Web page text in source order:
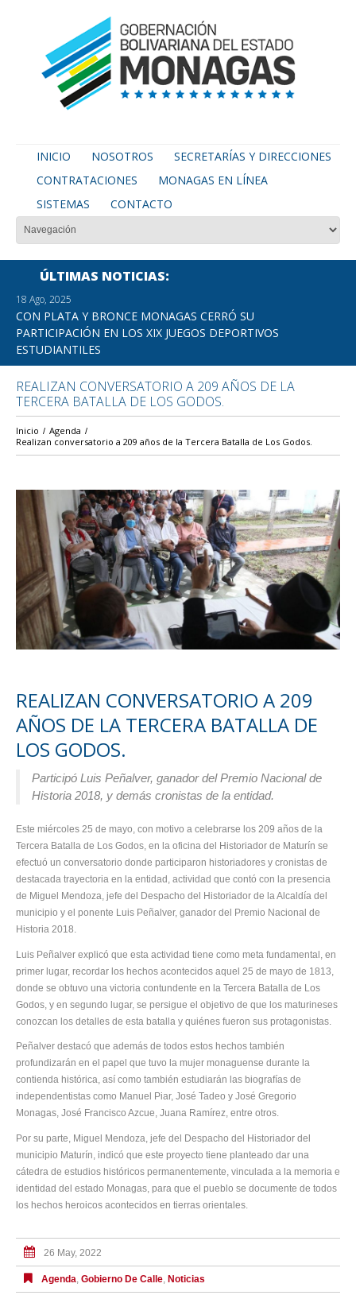
INICIO NOSOTROS
SECRETARÍAS Y DIRECCIONES
CONTRATACIONES
MONAGAS EN LÍNEA
SISTEMAS
CONTACTO
ÚLTIMAS NOTICIAS
18 Ago, 2025
CON PLATA Y BRONCE MONAGAS CERRÓ SU
PARTICIPACIÓN EN LOS XIX JUEGOS DEPORTIVOS
ESTUDIANTILES
REALIZAN CONVERSATORIO A 209 AÑOS DE LA
TERCERA BATALLA DE LOS GODOS.
Inicio
Agenda
Realizan conversatorio a 209 años de la Tercera Batalla de Los Godos.
REALIZAN CONVERSATORIO A 209
AÑOS DE LA TERCERA BATALLA DE
LOS GODOS.
Participó Luis Peñalver, ganador del Premio Nacional de
Historia 2018, y demás cronistas de la entidad.
Este miércoles 25 de mayo, con motivo a celebrarse los 209 años de la
Tercera Batalla de Los Godos, en la oficina del Historiador de Maturín se
efectuó un conversatorio donde participaron historiadores y cronistas de
destacada trayectoria en la entidad, actividad que contó con la presencia
de Miguel Mendoza, jefe del Despacho del Historiador de la Alcaldía del
municipio y el ponente Luis Peñalver, ganador del Premio Nacional de
Historia 2018.
Luis Peñalver explicó que esta actividad tiene como meta fundamental, en
primer lugar, recordar los hechos acontecidos aquel 25 de mayo de 1813,
donde se obtuvo una victoria contundente en la Tercera Batalla de Los
Godos, y en segundo lugar, se persigue el objetivo de que los maturineses
conozcan los detalles de esta batalla y quiénes fueron sus protagonistas.
Peñalver destacó que además de todos estos hechos también
profundizarán en el papel que tuvo la mujer monaguense durante la
contienda histórica, así como también estudiarán las biografías de
independentistas como Manuel Piar, José Tadeo y José Gregorio
Monagas, José Francisco Azcue, Juana Ramírez, entre otros.
Por su parte, Miguel Mendoza, jefe del Despacho del Historiador del
municipio Maturín, indicó que este proyecto tiene planteado dar una
cátedra de estudios históricos permanentemente, vinculada a la memoria e
identidad del estado Monagas, para que el pueblo se documente de todos
los hechos heroicos acontecidos en tierras orientales.
26 May, 2022
Agenda, Gobierno De Calle, Noticias